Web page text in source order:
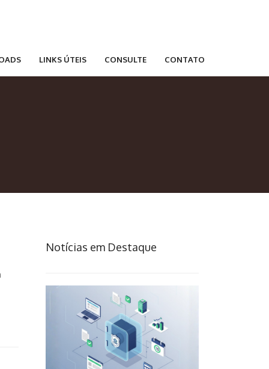
LINKS ÚTEIS CONSULTE CONTATO
Notícias em Destaque